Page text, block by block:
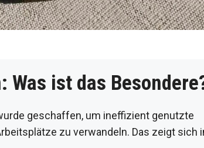
Was ist das
geschaffen, um ineffizient genutzte
zu verwandeln. Das zeigt sich